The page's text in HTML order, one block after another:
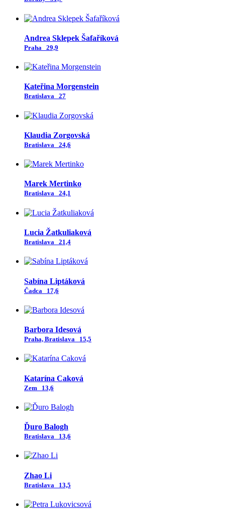
Andrea Sklepek Šafaříková
Praha 29,9
Kateřina Morgenstein
Bratislava 27
Klaudia Zorgovská
Bratislava 24,6
Marek Mertinko
Bratislava 24,1
Lucia Žatkuliaková
Bratislava 21,4
Sabína Liptáková
Čadca 17,6
Barbora Idesová
Praha, Bratislava 15,5
Katarína Caková
Zem 13,6
Ďuro Balogh
Bratislava 13,6
Zhao Li
Bratislava 13,5